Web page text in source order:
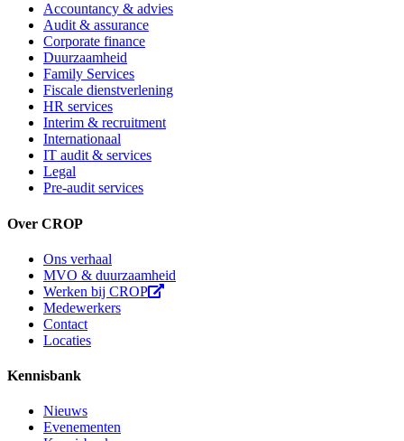
Accountancy & advies
Audit & assurance
Corporate finance
Duurzaamheid
Family Services
Fiscale dienstverlening
HR services
Interim & recruitment
Internationaal
IT audit & services
Legal
Pre-audit services
Over CROP
Ons verhaal
MVO & duurzaamheid
Werken bij CROP
Medewerkers
Contact
Locaties
Kennisbank
Nieuws
Evenementen